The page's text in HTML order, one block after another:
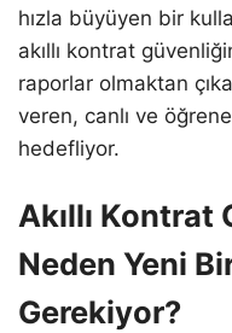
hızla büyüyen bir
akıllı kontrat
raporlar olmaktan
veren, canlı ve
hedefliyor.
Akıllı
Neden Yeni
Gerekiyor?